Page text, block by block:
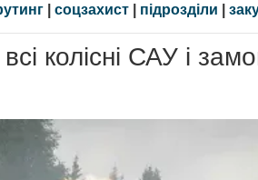
| соцзахист | підрозділи |
колісні САУ і